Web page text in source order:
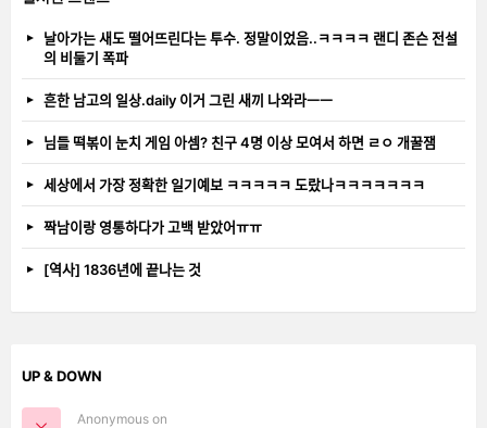
날아가는 새도 떨어뜨린다는 투수. 정말이었음..ㅋㅋㅋㅋ 랜디 존슨 전설
의 비둘기 폭파
흔한 남고의 일상.daily 이거 그린 새끼 나와라ㅡㅡ
님들 떡볶이 눈치 게임 아셈? 친구 4명 이상 모여서 하면 ㄹㅇ 개꿀잼
세상에서 가장 정확한 일기예보 ㅋㅋㅋㅋㅋ 도랐나ㅋㅋㅋㅋㅋㅋㅋ
짝남이랑 영통하다가 고백 받았어ㅠㅠ
[역사] 1836년에 끝나는 것
UP & DOWN
Anonymous on